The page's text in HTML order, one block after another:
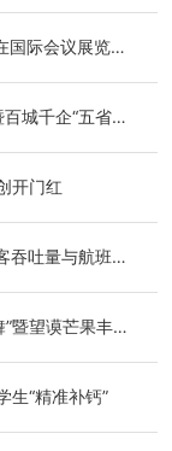
国际会议展览中
城千企“五省
开门红
吞吐量与航班起
暨望谟芒果丰收
生“精准补钙”